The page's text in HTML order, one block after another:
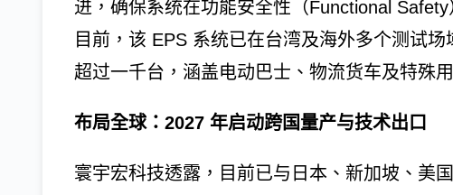
进，确保系统在功能安全性（Functional
目前，该 EPS 系统已在台湾及海外多个测试
超过一千台，涵盖电动巴士、物流货车及特殊
布局全球：2027 年启动跨国量产与技术出口
寰宇宏科技透露，目前已与日本、新加坡、美